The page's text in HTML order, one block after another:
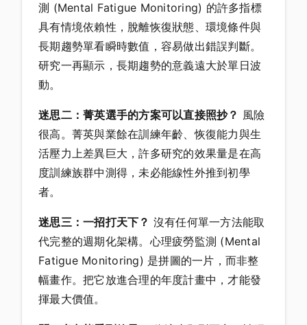
測 (Mental Fatigue Monitoring) 的許多指標
具有情境依賴性，脫離恢復狀態、環境條件與
長期趨勢單看瞬時數值，容易做出錯誤判斷。
研究一再顯示，長期趨勢的意義遠大於單日波
動。
迷思二：菁英選手的方案可以直接照抄？ 風險
很高。菁英與業餘在訓練年齡、恢復能力與生
活壓力上差異巨大，許多研究的效果量是在高
度訓練族群中測得，未必能線性外推到初學
者。
迷思三：一招打天下？ 沒有任何單一方法能取
代完整的週期化架構。心理疲勞監測 (Mental
Fatigue Monitoring) 是拼圖的一片，而非整
幅畫作。把它放進合理的年度計畫中，才能發
揮最大價值。